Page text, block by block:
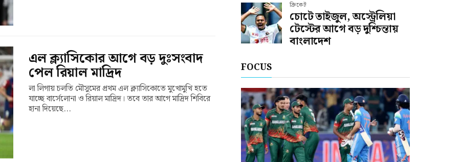
এল ক্ল্যাসিকোর আগে বড় দুঃসংবাদ
পেল রিয়াল মাদ্রিদ
লা লিগায় চলতি মৌসুমের প্রথম এল ক্ল্যাসিকোতে মুখোমুখি হতে
যাচ্ছে বার্সেলোনা ও রিয়াল মাদ্রিদ। তবে তার আগে মাদ্রিদ শিবিরে
হানা দিয়েছে...
ক্রিকেট
চোটে তাইজুল, অস্ট্রেলিয়া
টেস্টের আগে বড় দুশ্চিন্তায়
বাংলাদেশ
FOCUS